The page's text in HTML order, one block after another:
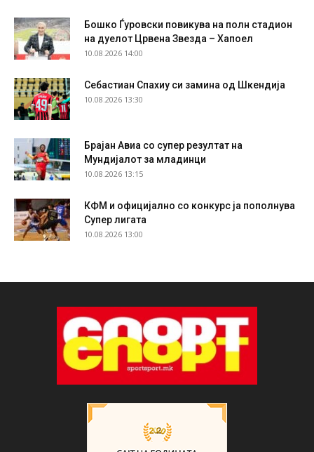
Бошко Ѓуровски повикува на полн стадион
на дуелот Црвена Звезда – Хапоел
10.08.2026 14:00
Себастиан Спахиу си замина од Шкендија
10.08.2026 13:30
Брајан Авиа со супер резултат на
Мундијалот за младинци
10.08.2026 13:15
КФМ и официјално со конкурс ја пополнува
Супер лигата
10.08.2026 13:00